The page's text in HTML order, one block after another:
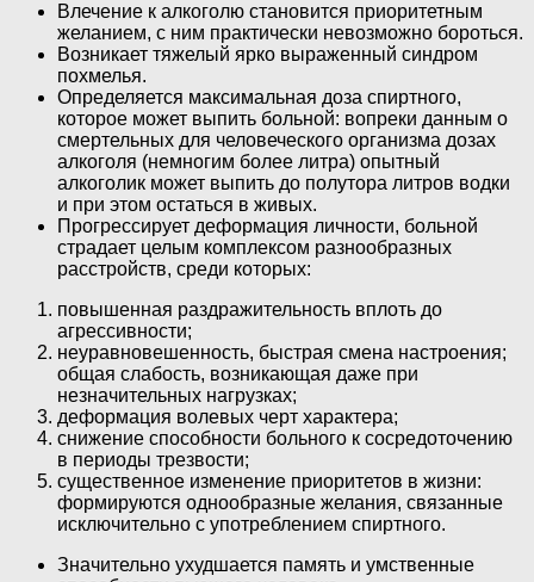
Влечение к алкоголю становится приоритетным
желанием, с ним практически невозможно бороться.
Возникает тяжелый ярко выраженный синдром
похмелья.
Определяется максимальная доза спиртного,
которое может выпить больной: вопреки данным о
смертельных для человеческого организма дозах
алкоголя (немногим более литра) опытный
алкоголик может выпить до полутора литров водки
и при этом остаться в живых.
Прогрессирует деформация личности, больной
страдает целым комплексом разнообразных
расстройств, среди которых:
повышенная раздражительность вплоть до
агрессивности;
неуравновешенность, быстрая смена настроения;
общая слабость, возникающая даже при
незначительных нагрузках;
деформация волевых черт характера;
снижение способности больного к сосредоточению
в периоды трезвости;
существенное изменение приоритетов в жизни:
формируются однообразные желания, связанные
исключительно с употреблением спиртного.
Значительно ухудшается память и умственные